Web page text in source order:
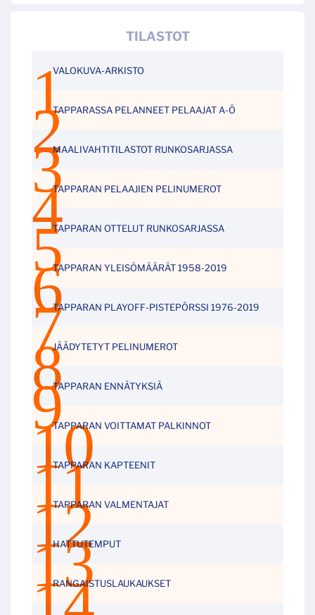
TILASTOT
VALOKUVA-ARKISTO
TAPPARASSA PELANNEET PELAAJAT A-Ö
MAALIVAHTITILASTOT RUNKOSARJASSA
TAPPARAN PELAAJIEN PELINUMEROT
TAPPARAN OTTELUT RUNKOSARJASSA
TAPPARAN YLEISÖMÄÄRÄT 1958-2019
TAPPARAN PLAYOFF-PISTEPÖRSSI 1976-2019
JÄÄDYTETYT PELINUMEROT
TAPPARAN ENNÄTYKSIÄ
TAPPARAN VOITTAMAT PALKINNOT
TAPPARAN KAPTEENIT
TAPPARAN VALMENTAJAT
HATTUTEMPUT
RANGAISTUSLAUKAUKSET